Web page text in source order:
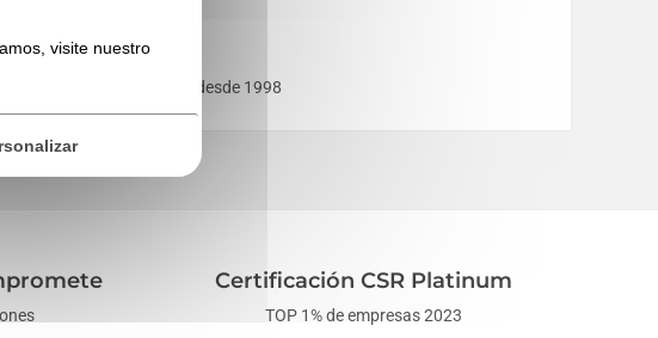
y regalos de empresa desde 1998
Certificación CSR Platinum
TOP 1% de empresas 2023
visite nuestro